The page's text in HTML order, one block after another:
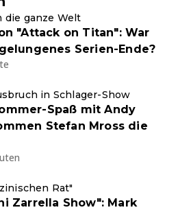
die ganze Welt
"Attack on Titan": War
Serien-Ende?
in Schlager-Show
Spaß mit Andy
Stefan Mross die
Rat"
Zarrella Show": Mark